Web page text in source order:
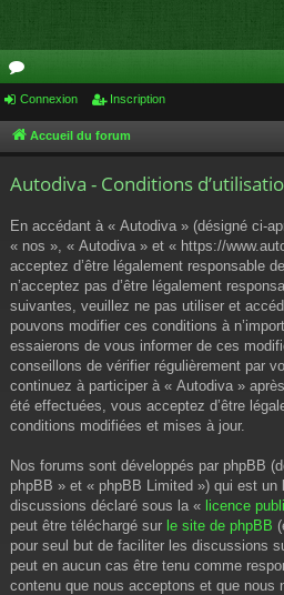
or
u
Connexion Inscription
Accueil du forum
Autodiva - Conditions
En accédant à « Autodiva » (désigné ci-
« nos », « Autodiva » et « https://
acceptez d’être légalement responsable
n’acceptez pas d’être légalement
suivantes, veuillez ne pas utiliser et
pouvons modifier ces conditions à
essaierons de vous informer de ces
conseillons de vérifier régulièrement par
continuez à participer à « Autodiva »
été effectuées, vous acceptez d’être
conditions modifiées et mises à jour.
Nos forums sont développés par phpBB
phpBB » et « phpBB Limited ») qui est un
discussions déclaré sous la « licence
peut être téléchargé sur le site de phpBB
pour seul but de faciliter les discussions
peut en aucun cas être tenu comme
contenu que nous acceptons et que nous